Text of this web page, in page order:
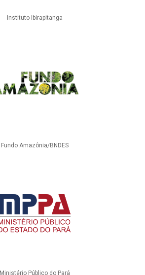
Instituto Ibirapitanga
Fundo Amazônia/BNDES
Ministério Público do Pará